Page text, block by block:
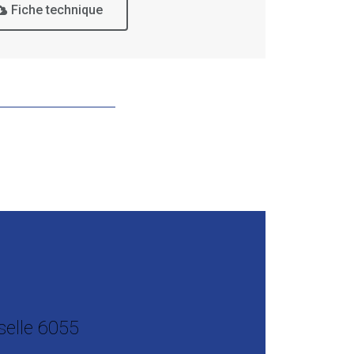
Fiche technique
6055
design et simplicité de pose